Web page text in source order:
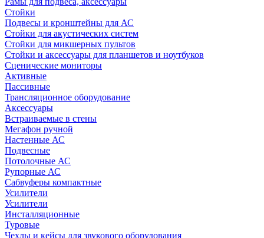
Стойки
Подвесы и кронштейны для АС
Стойки для акустических систем
Стойки для микшерных пультов
Стойки и аксессуары для планшетов и ноутбуков
Сценические мониторы
Активные
Пассивные
Трансляционное оборудование
Аксессуары
Встраиваемые в стены
Мегафон ручной
Настенные АС
Подвесные
Потолочные АС
Рупорные АС
Сабвуферы компактные
Усилители
Усилители
Инсталляционные
Туровые
Чехлы и кейсы для звукового оборудования